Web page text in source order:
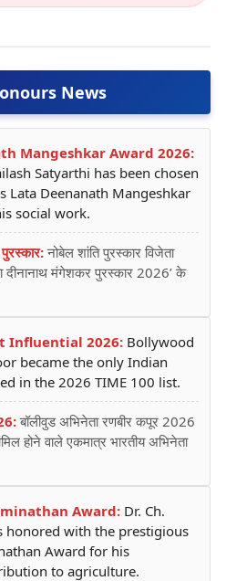
News
Mangeshkar Award 2026:
Satyarthi has been chosen
Lata Deenanath Mangeshkar
social work.
नोबेल शांति पुरस्कार विजेता
दीनानाथ मंगेशकर पुरस्कार 2026’ के
Influential 2026: Bollywood
became the only Indian
in the 2026 TIME 100 list.
बॉलीवुड अभिनेता रणबीर कपूर 2026
होने वाले एकमात्र भारतीय अभिनेता
Award: Dr. Ch.
honored with the prestigious
Award for his
to agriculture.